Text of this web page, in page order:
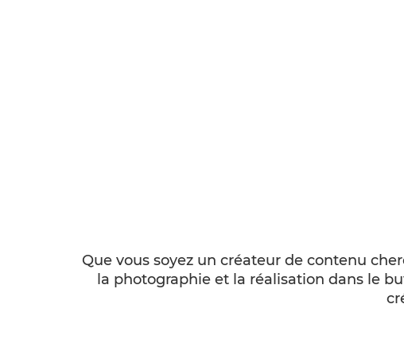
Que vous soyez un créateur de contenu
la photographie et la réalisation dans le